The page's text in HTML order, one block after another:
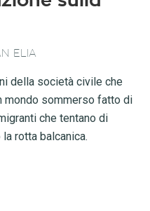
ELIA
della società civile che
mondo sommerso fatto di
che tentano di
rotta balcanica.